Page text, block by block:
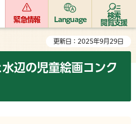
緊急情報 Language
検索
閲覧支援
更新日：2025年9月29日
辺の児童絵画コンク